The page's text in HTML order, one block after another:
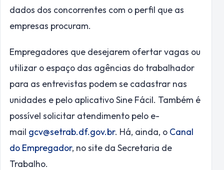
dados dos concorrentes com o perfil que as
empresas procuram.
Empregadores que desejarem ofertar vagas ou
utilizar o espaço das agências do trabalhador
para as entrevistas podem se cadastrar nas
unidades e pelo aplicativo Sine Fácil. Também é
possível solicitar atendimento pelo e-
mail gcv@setrab.df.gov.br. Há, ainda, o Canal
do Empregador, no site da Secretaria de
Trabalho.